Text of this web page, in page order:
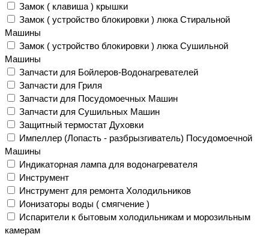
Замок ( клавиша ) крышки
Замок ( устройство блокировки ) люка Стиральной
Машины
Замок ( устройство блокировки ) люка Сушильной
Машины
Запчасти для Бойлеров-Водонагревателей
Запчасти для Гриля
Запчасти для Посудомоечных Машин
Запчасти для Сушильных Машин
Защитный термостат Духовки
Импеллер (Лопасть - разбрызгиватель) Посудомоечной
Машины
Индикаторная лампа для водонагревателя
Инструмент
Инструмент для ремонта Холодильников
Ионизаторы воды ( смягчение )
Испарители к бытовым холодильникам и морозильным
камерам